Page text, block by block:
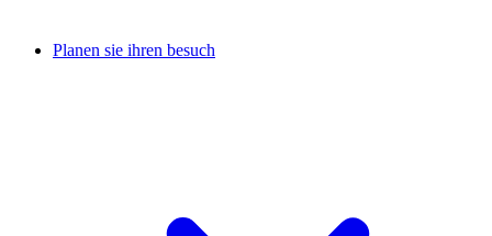
Planen sie ihren besuch